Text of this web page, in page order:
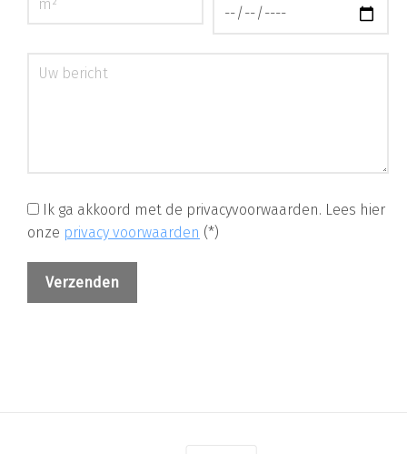
Ik ga akkoord met de privacyvoorwaarden. Lees hier
onze privacy voorwaarden (*)